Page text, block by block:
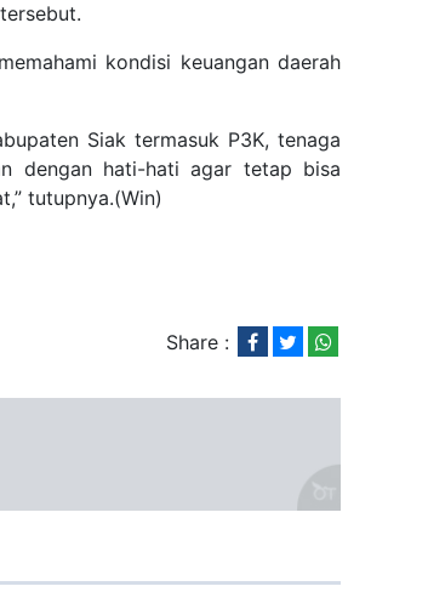
kondisi keuangan daerah
Siak termasuk P3K, tenaga
dengan hati-hati agar tetap bisa
tutupnya.(Win)
Share :